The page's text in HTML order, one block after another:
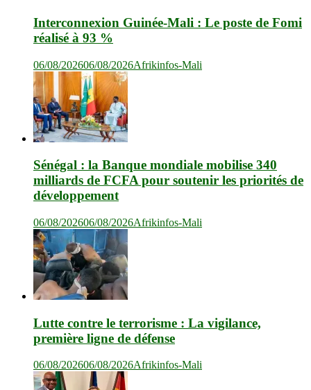
Interconnexion Guinée-Mali : Le poste de Fomi
réalisé à 93 %
06/08/202606/08/2026Afrikinfos-Mali
Sénégal : la Banque mondiale mobilise 340
milliards de FCFA pour soutenir les priorités de
développement
06/08/202606/08/2026Afrikinfos-Mali
Lutte contre le terrorisme : La vigilance,
première ligne de défense
06/08/202606/08/2026Afrikinfos-Mali